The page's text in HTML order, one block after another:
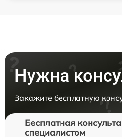
Нужна
Закажите бесплатную
Бесплатная
специалистом